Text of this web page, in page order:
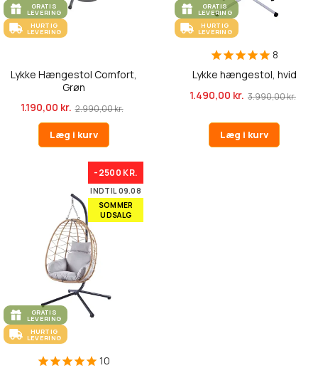
GRATIS
LEVERING
HURTIG
LEVERING
Lykke Hængestol Comfort,
Grøn
1.190,00 kr. 2.990,00 kr.
Læg i kurv
GRATIS
LEVERING
HURTIG
LEVERING
8
Lykke hængestol, hvid
1.490,00 kr. 3.990,00 kr.
Læg i kurv
-2500 KR.
INDTIL 09.08
SOMMER
UDSALG
GRATIS
LEVERING
HURTIG
LEVERING
10